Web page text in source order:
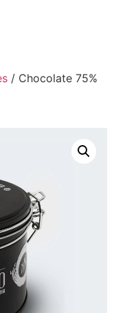
/ Chocolate 75%